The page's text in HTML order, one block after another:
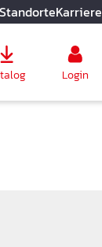
StandorteKarriere
Login